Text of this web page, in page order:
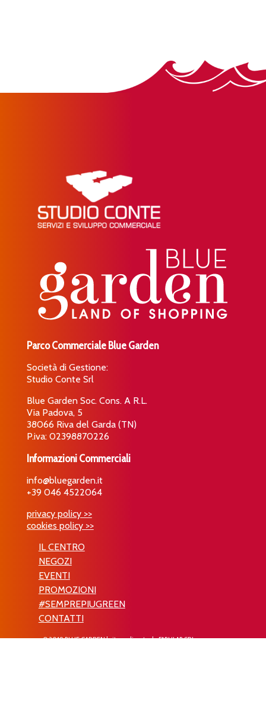
Parco Commerciale Blue Garden
Società di Gestione:
Studio Conte Srl
Blue Garden Soc. Cons. A R.L.
Via Padova, 5
38066 Riva del Garda (TN)
P.iva: 02398870226
Informazioni Commerciali
info@bluegarden.it
+39 046 4522064
privacy policy >>
cookies policy >>
IL CENTRO
NEGOZI
EVENTI
PROMOZIONI
#SEMPREPIUGREEN
CONTATTI
© 2019 BLUE GARDEN | sito realizzato daFABULAB SRL